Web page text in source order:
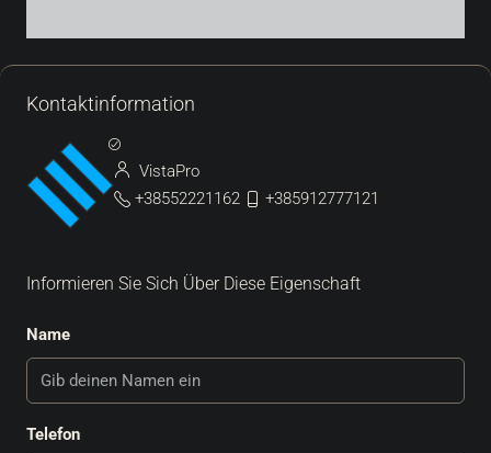
Kontaktinformation
VistaPro
+38552221162
+385912777121
Informieren Sie Sich Über Diese Eigenschaft
Name
Telefon